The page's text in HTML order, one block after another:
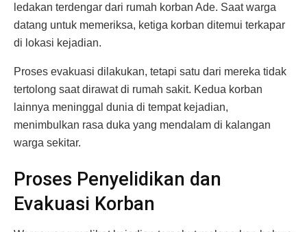
ledakan terdengar dari rumah korban Ade. Saat warga
datang untuk memeriksa, ketiga korban ditemui terkapar
di lokasi kejadian.
Proses evakuasi dilakukan, tetapi satu dari mereka tidak
tertolong saat dirawat di rumah sakit. Kedua korban
lainnya meninggal dunia di tempat kejadian,
menimbulkan rasa duka yang mendalam di kalangan
warga sekitar.
Proses Penyelidikan dan
Evakuasi Korban